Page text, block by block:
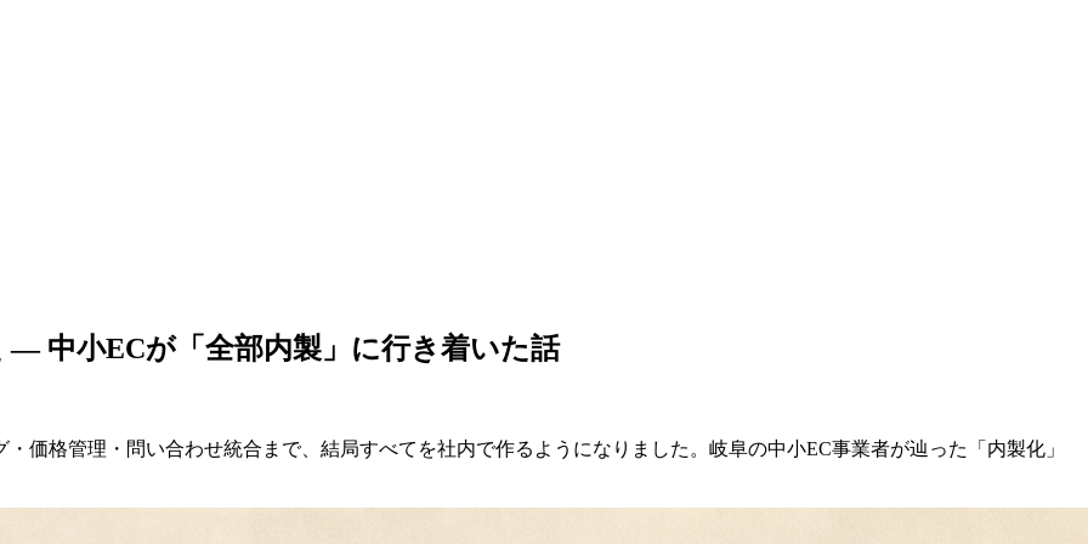
中小ECが「全部内製」に行き着いた話
価格管理・問い合わせ統合まで、結局すべてを社内で作るようになりました。岐阜の中小EC事業者が辿った「内製化」